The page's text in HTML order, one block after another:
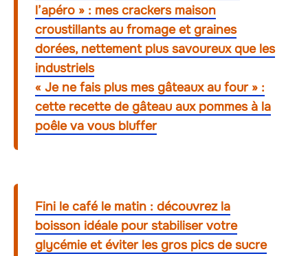
l’apéro » : mes crackers maison
croustillants au fromage et graines
dorées, nettement plus savoureux que les
industriels
« Je ne fais plus mes gâteaux au four » :
cette recette de gâteau aux pommes à la
poêle va vous bluffer
Fini le café le matin : découvrez la
boisson idéale pour stabiliser votre
glycémie et éviter les gros pics de sucre